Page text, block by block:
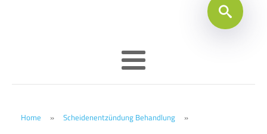
Home » Scheidenentzündung Behandlung »